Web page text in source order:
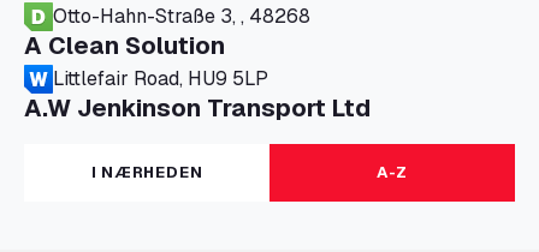
Otto-Hahn-Straße 3, , 48268
A Clean Solution
Littlefair Road, HU9 5LP
A.W Jenkinson Transport Ltd
Progress House, ME11 5GA
A+G Nettetal - Depot Parking
Am Panneschopp 7, 41334
I NÆRHEDEN A-Z